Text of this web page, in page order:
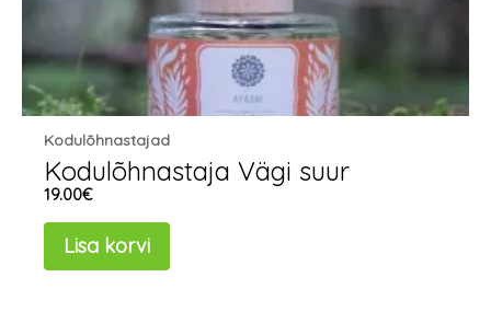
Kodulõhnastajad
Kodulõhnastaja Vägi suur
19.00€
Lisa korvi